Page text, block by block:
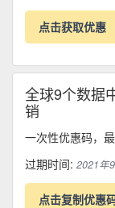
点击获取优惠
全球9个数据
销
一次性优惠码，
过期时间: 2021年
点击复制优惠